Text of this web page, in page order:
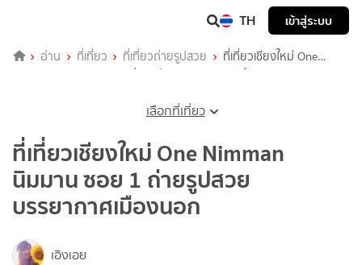
TH เข้าสู่ระบบ
อ่าน ที่เที่ยว ที่เที่ยวถ่ายรูปสวย
ที่เที่ยวเชียงใหม่ One
Nimman นิมมาน ซอย 1 ถ่ายรูปสวย บรรยากาศเมืองนอก
เลือกที่เที่ยว
ที่เที่ยวเชียงใหม่ One Nimman
นิมมาน ซอย 1 ถ่ายรูปสวย
บรรยากาศเมืองนอก
เอิงเอย